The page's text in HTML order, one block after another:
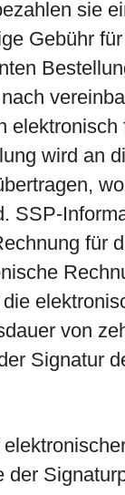
sie
Gebühr
wird an
SSP-
für
von
Signatur
der